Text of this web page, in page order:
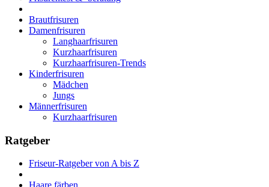
Brautfrisuren
Damenfrisuren
Langhaarfrisuren
Kurzhaarfrisuren
Kurzhaarfrisuren-Trends
Kinderfrisuren
Mädchen
Jungs
Männerfrisuren
Kurzhaarfrisuren
Ratgeber
Friseur-Ratgeber von A bis Z